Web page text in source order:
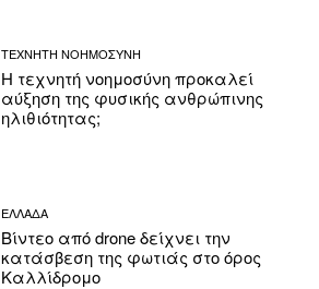
ΤΕΧΝΗΤΗ ΝΟΗΜΟΣΥΝΗ
Η τεχνητή νοημοσύνη προκαλεί
αύξηση της φυσικής ανθρώπινης
ηλιθιότητας;
ΕΛΛΑΔΑ
Βίντεο από drone δείχνει την
κατάσβεση της φωτιάς στο όρος
Καλλίδρομο